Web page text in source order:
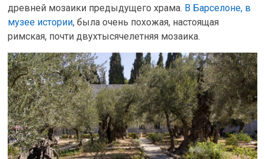
древней мозаики предыдущего храма. В Барселоне, в
музее истории, была очень похожая, настоящая
римская, почти двухтысячелетняя мозаика.